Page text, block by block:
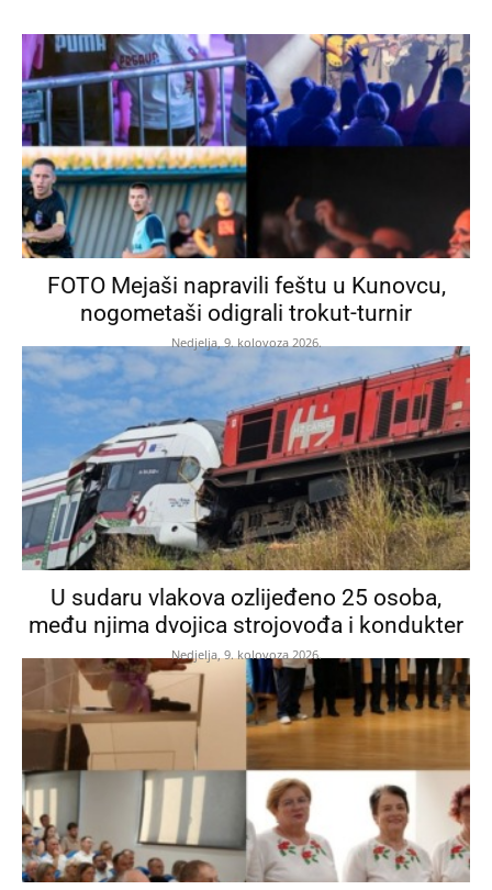
FOTO Mejaši napravili feštu u Kunovcu,
nogometaši odigrali trokut-turnir
Nedjelja, 9. kolovoza 2026.
U sudaru vlakova ozlijeđeno 25 osoba,
među njima dvojica strojovođa i kondukter
Nedjelja, 9. kolovoza 2026.